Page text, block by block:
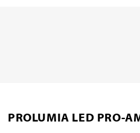
PROLUMIA LED PRO-